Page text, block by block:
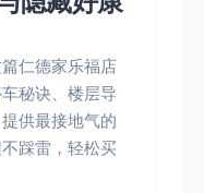
仁德家乐福店
秘诀、楼层导
供最接地气的
踩雷，轻松买